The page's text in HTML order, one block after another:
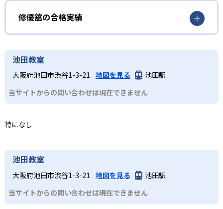
修優舘は「教材を使わない塾」を掲げ、独自の「新・能力
開発プログラム」により、苦手を克服しながらステップア
の習慣化まで一貫してサポートする。
3 保護者に全教室の見学を解放
修優舘では教室見学がいつでも自由に実施可能だ。保護者
ろ」を徹底的に反復学習を行い、段階的に学力を伸ばす深
化型授業を展開。国語は漢字・語句・文章読解をバランス
よく指導、算数は計算力や文章題演習を反復学習して高学
年の内容にも対応可能な力を育む。
中学生
苦手克服と受験対策をしたい子ども
識を持たせないことを目指す。英語では基礎単語・文法、
行う。3年生は自学自習を徹底。志望校合格へ向けて綿密な
計画を作成するとともに、9月以降は毎日通塾して受験に備
高校の授業内容の理解を深めたい子ども
高等部では高校の学習内容をサポートしつつ、基礎を徹底
的に固める。受験に向けては、綿密な打ち合わせのもと、
修優舘の最大の強みはプロ講師による完全個別指導で、生
徒ごとの学習プランを最適化できる点である。反復学習を
重視する独自プログラムにより、基礎から応用まで確実に
定着させ、家庭学習の習慣化もサポート。また、保護者が
いつでも授業を見学できる透明性の高い運営で安心感があ
る。
どんなデメリットがある?
「教材を使わない塾」を掲げており、市販テキストに慣れ
各家庭で準備が必要になる可能性がある。また、授業料や
塾前に詳細を問い合わせて確認する必要がある。
修優舘の合格実績
修優舘は合格実績を公式サイトで公開している。合格実績
大阪星光学院中学校
高槻中学校 3 清風中学校 5
池田教室
大阪府池田市渋谷1-3-21 地図を見る
池田駅
当サイトからの問い合わせは現在できません
特になし
池田教室
大阪府池田市渋谷1-3-21 地図を見る
池田駅
当サイトからの問い合わせは現在できません